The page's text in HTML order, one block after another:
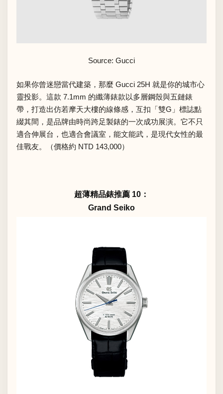
Source: Gucci
如果你曾迷戀當代建築，那麼 Gucci 25H 就是你的城市心
靈投影。這款 7.1mm 的纖薄錶款以多層鋼殼與五鏈錶
帶，打造出仿若摩天大樓的線條感，互扣「雙G」標誌點
綴其間，是品牌由時尚跨足製錶的一次成功展演。它不只
適合伸展台，也適合會議室，能文能武，是現代女性的最
佳戰友。（價格約 NTD 143,000）
超薄精品錶推薦 10：
Grand Seiko